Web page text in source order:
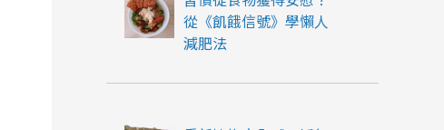
從《飢餓信號》學懶人
減肥法